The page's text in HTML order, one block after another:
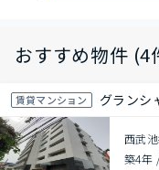
おすすめ物件 (4
賃貸マンション グラン
西武
築4年